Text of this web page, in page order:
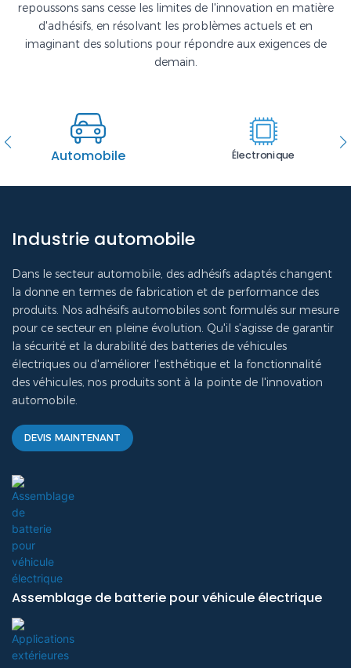
repoussons sans cesse les limites de l'innovation en matière
d'adhésifs, en résolvant les problèmes actuels et en
imaginant des solutions pour répondre aux exigences de
demain.
Automobile Électronique
Industrie automobile
Dans le secteur automobile, des adhésifs adaptés changent
la donne en termes de fabrication et de performance des
produits. Nos adhésifs automobiles sont formulés sur mesure
pour ce secteur en pleine évolution. Qu'il s'agisse de garantir
la sécurité et la durabilité des batteries de véhicules
électriques ou d'améliorer l'esthétique et la fonctionnalité
des véhicules, nos produits sont à la pointe de l'innovation
automobile.
DEVIS MAINTENANT
Assemblage de batterie pour véhicule électrique